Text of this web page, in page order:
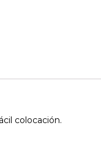
colocación.